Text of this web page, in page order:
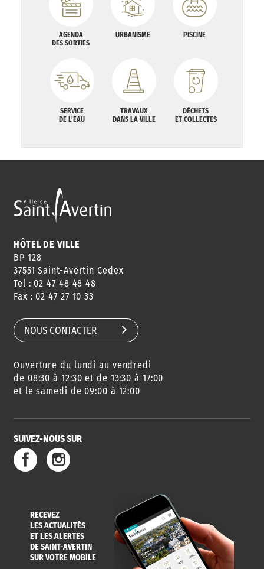
AGENDA
DES SORTIES
URBANISME PISCINE
SERVICE
DE L'EAU
TRAVAUX
DANS LA VILLE
DÉCHETS
ET COLLECTES
HÔTEL DE VILLE
BP 128
37551 Saint-Avertin Cedex
Tel : 02 47 48 48 48
Fax : 02 47 27 10 33
NOUS CONTACTER
Ouverture du lundi au vendredi
de 08:30 à 12:30 et de 13:30 à 17:00
et le samedi de 09:00 à 12:00
SUIVEZ-NOUS SUR
RECEVEZ
LES ACTUALITÉS
ET LES ALERTES
DE SAINT-AVERTIN
SUR VOTRE MOBILE